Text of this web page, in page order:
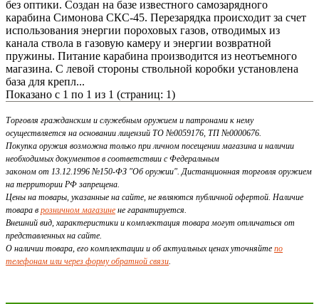
без оптики. Создан на базе известного самозарядного
карабина Симонова СКС-45. Перезарядка происходит за счет
использования энергии пороховых газов, отводимых из
канала ствола в газовую камеру и энергии возвратной
пружины. Питание карабина производится из неотъемного
магазина. С левой стороны ствольной коробки установлена
база для крепл...
Показано с 1 по 1 из 1 (страниц: 1)
Торговля гражданским и служебным оружием и патронами к нему
осуществляется на основании лицензий ТО №0059176, ТП №0000676.
Покупка оружия возможна только при личном посещении магазина и наличии
необходимых документов в соответствии с Федеральным
законом от 13.12.1996 №150-ФЗ "Об оружии". Дистанционная торговля оружием
на территории РФ запрещена.
Цены на товары, указанные на сайте, не являются публичной офертой. Наличие
товара в розничном магазине не гарантируется.
Внешний вид, характеристики и комплектация товара могут отличаться от
представленных на сайте.
О наличии товара, его комплектации и об актуальных ценах уточняйте по
телефонам или через форму обратной связи.